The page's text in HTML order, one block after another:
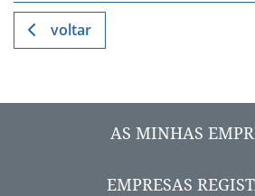
voltar
AS MINHAS
EMPRESAS